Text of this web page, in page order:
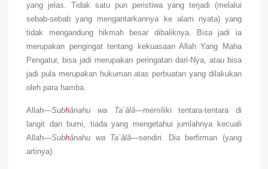
yang jelas. Tidak satu pun peristiwa yang terjadi (melalui
sebab-sebab yang mengantarkannya ke alam nyata) yang
tidak mengandung hikmah besar dibaliknya. Bisa jadi ia
merupakan pengingat tentang kekuasaan Allah Yang Maha
Pengatur, bisa jadi merupakan peringatan dari-Nya, atau bisa
jadi pula merupakan hukuman atas perbuatan yang dilakukan
oleh para hamba.
Allah—Subhânahu wa Ta`âlâ—memiliki tentara-tentara di
langit dan bumi, tiada yang mengetahui jumlahnya kecuali
Allah—Subhânahu wa Ta`âlâ—sendiri. Dia berfirman (yang
artinya):